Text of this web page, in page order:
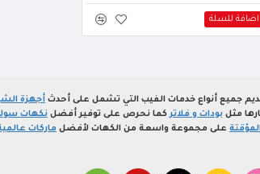
اضافة للسلة
جميع أنواع خدمات الفيب التي تشمل على أحدث أجهزة
مثل بودات و فلاتركما نحرص على توفير أفضل نكهات
على مجموعة واسعة من الكهات لأفضل ماركات